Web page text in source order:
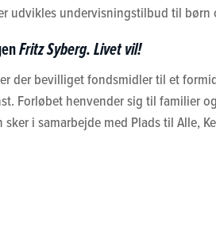
udvikles undervisningstilbud til børn
Fritz Syberg. Livet vil!
der bevilliget fondsmidler til et
Forløbet henvender sig til familier
i samarbejde med Plads til Alle,